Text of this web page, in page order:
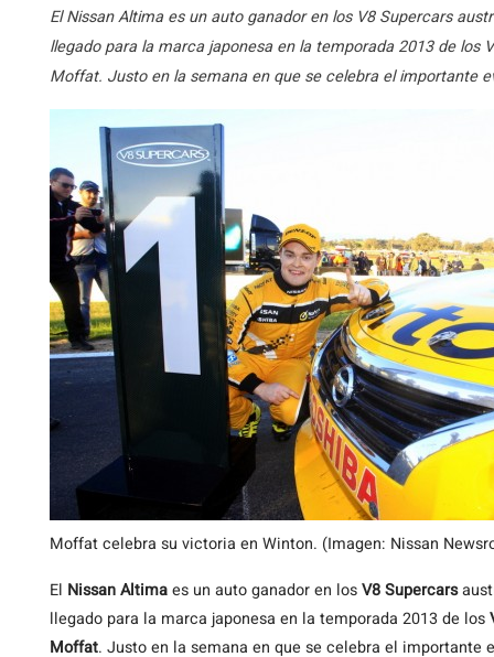
El Nissan Altima es un auto ganador en los V8 Supercars
llegado para la marca japonesa en la temporada 2013 de los
Moffat. Justo en la semana en que se celebra el importante
Moffat celebra su victoria en Winton. (Imagen: Nissan
El Nissan Altimaes un auto ganador en losV8 Supercars
llegado para la marca japonesa en la temporada 2013 de los
Moffat. Justo en la semana en que se celebra el importante